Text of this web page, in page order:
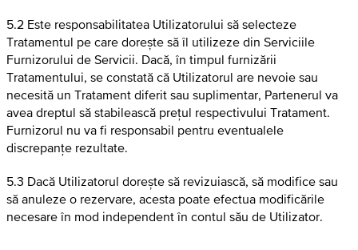
5.2 Este responsabilitatea Utilizatorului să selecteze
Tratamentul pe care dorește să îl utilizeze din Serviciile
Furnizorului de Servicii. Dacă, în timpul furnizării
Tratamentului, se constată că Utilizatorul are nevoie sau
necesită un Tratament diferit sau suplimentar, Partenerul va
avea dreptul să stabilească prețul respectivului Tratament.
Furnizorul nu va fi responsabil pentru eventualele
discrepanțe rezultate.
5.3 Dacă Utilizatorul dorește să revizuiască, să modifice sau
să anuleze o rezervare, acesta poate efectua modificările
necesare în mod independent în contul său de Utilizator.